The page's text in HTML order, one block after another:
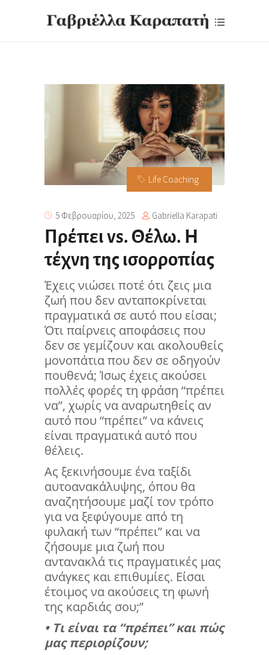
Life Coaching
5 Φεβρουαρίου, 2025 Gabriella Karapati
Πρέπει vs. Θέλω. Η
τέχνη της ισορροπίας
Έχεις νιώσει ποτέ ότι ζεις μια
ζωή που δεν ανταποκρίνεται
πραγματικά σε αυτό που είσαι;
Ότι παίρνεις αποφάσεις που
δεν σε γεμίζουν και ακολουθείς
μονοπάτια που δεν σε οδηγούν
πουθενά; Ίσως έχεις ακούσει
πολλές φορές τη φράση “πρέπει
να”, χωρίς να αναρωτηθείς αν
αυτό που “πρέπει” να κάνεις
είναι πραγματικά αυτό που
θέλεις.
Ας ξεκινήσουμε ένα ταξίδι
αυτοανακάλυψης, όπου θα
αναζητήσουμε μαζί τον τρόπο
για να ξεφύγουμε από τη
φυλακή των “πρέπει” και να
ζήσουμε μια ζωή που
αντανακλά τις πραγματικές μας
ανάγκες και επιθυμίες. Είσαι
έτοιμος να ακούσεις τη φωνή
της καρδιάς σου;”
• Τι είναι τα “πρέπει” και πώς
μας περιορίζουν;